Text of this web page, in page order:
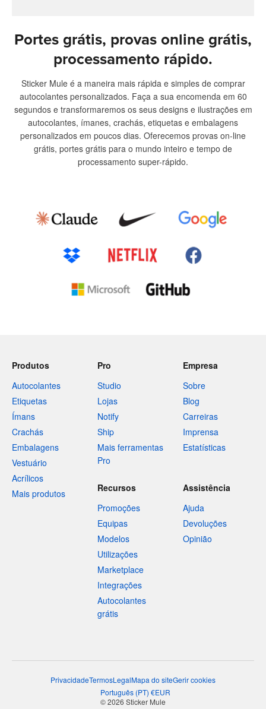
Portes grátis, provas online grátis,
processamento rápido.
Sticker Mule é a maneira mais rápida e simples de comprar
autocolantes personalizados. Faça a sua encomenda em 60
segundos e transformaremos os seus designs e ilustrações em
autocolantes, ímanes, crachás, etiquetas e embalagens
personalizados em poucos dias. Oferecemos provas on-line
grátis, portes grátis para o mundo inteiro e tempo de
processamento super-rápido.
Produtos
Autocolantes
Etiquetas
Ímans
Crachás
Embalagens
Vestuário
Acrílicos
Mais produtos
Pro
Studio
Lojas
Notify
Ship
Mais ferramentas
Pro
Empresa
Sobre
Blog
Carreiras
Imprensa
Estatísticas
Recursos
Promoções
Equipas
Modelos
Utilizações
Marketplace
Integrações
Autocolantes
grátis
Assistência
Ajuda
Devoluções
Opinião
PrivacidadeTermosLegalMapa do siteGerir cookies
Português (PT) €EUR
© 2026 Sticker Mule